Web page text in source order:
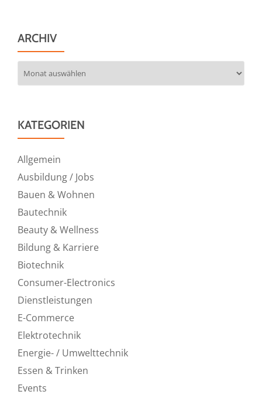
ARCHIV
KATEGORIEN
Allgemein
Ausbildung / Jobs
Bauen & Wohnen
Bautechnik
Beauty & Wellness
Bildung & Karriere
Biotechnik
Consumer-Electronics
Dienstleistungen
E-Commerce
Elektrotechnik
Energie- / Umwelttechnik
Essen & Trinken
Events